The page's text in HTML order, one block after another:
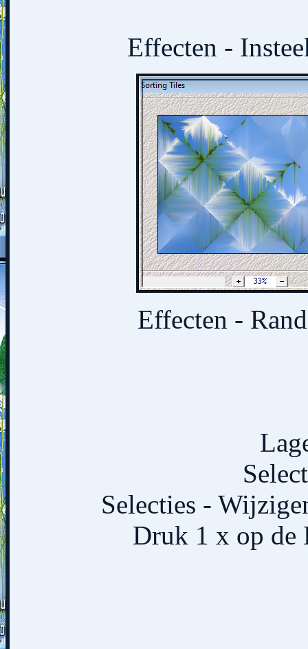
Effecten -
Effecten -
Selecties -
Druk 1 x op de